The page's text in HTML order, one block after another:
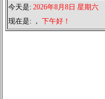
今天是: 2026年8月8日 星期六
现在是: ， 下午好！